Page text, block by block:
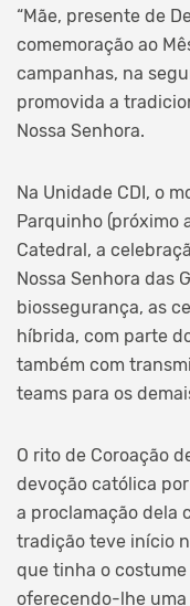
“Mãe, presente de
comemoração ao
campanhas, na
promovida a
Nossa Senhora.
Na Unidade CDI, o
Parquinho (próximo
Catedral, a
Nossa Senhora das
biossegurança, as
híbrida, com parte
também com
teams para os
O rito de Coroação
devoção católica
a proclamação dela
tradição teve início
que tinha o costume
oferecendo-lhe uma